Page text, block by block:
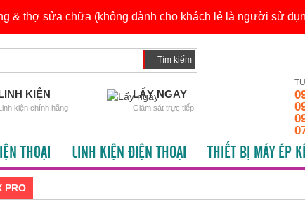
& thợ sửa chữa (không dành cho khách lẻ là người sử
KIỆN
kiện chính hãng
LẤY NGAY
Giám sát trực tiếp
THOẠI LINH KIỆN ĐIỆN THOẠI THIẾT BỊ MÁY ÉP
PRO